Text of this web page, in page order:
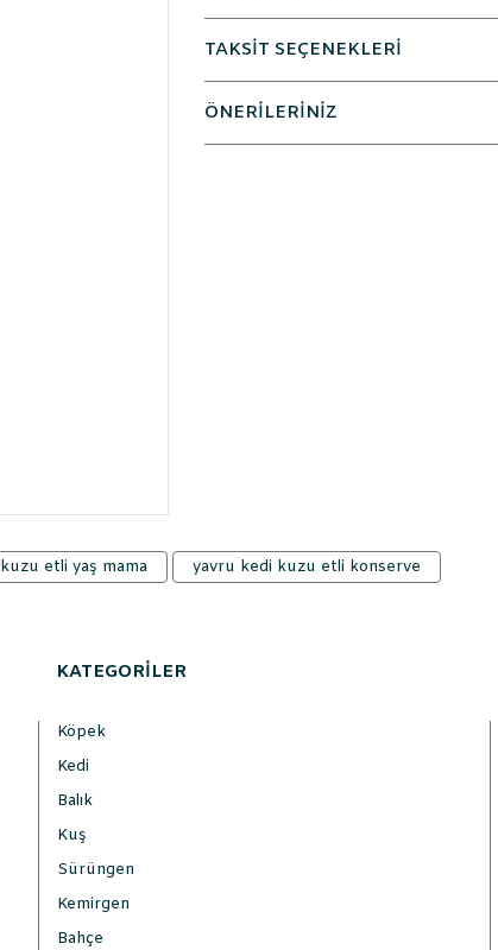
TAKSİT SEÇENEKLERİ
ÖNERİLERİNİZ
kuzu etli yaş mama yavru kedi kuzu etli konserve
KATEGORİLER
Köpek
Kedi
Balık
Kuş
Sürüngen
Kemirgen
Bahçe